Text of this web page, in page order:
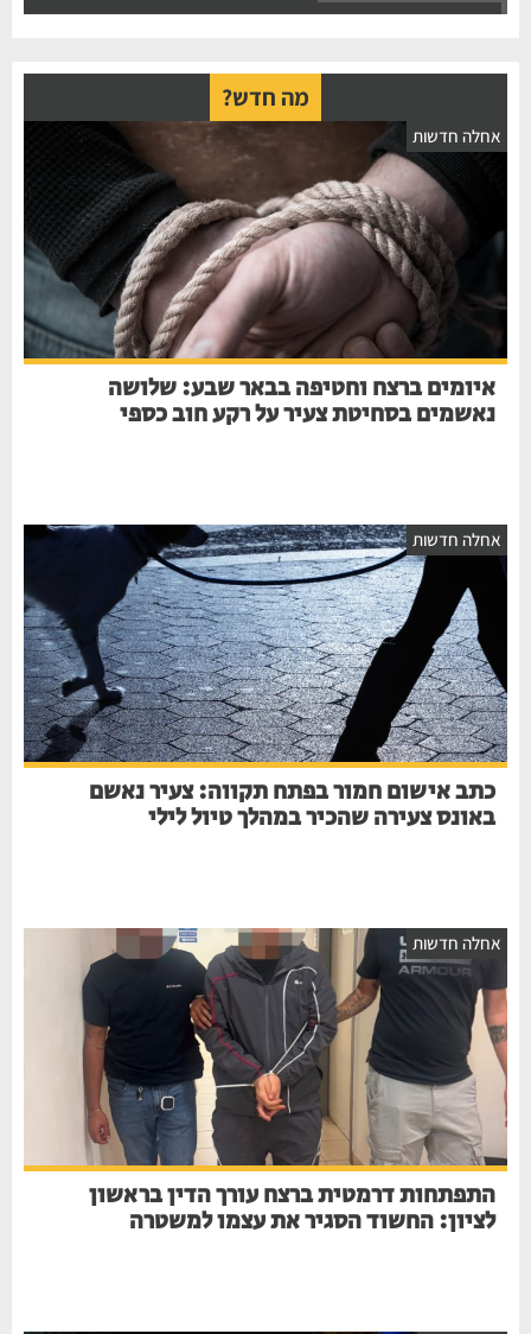
מה חדש?
חדשות
איומים ברצח וחטיפה בבאר שבע: שלושה
נאשמים בסחיטת צעיר על רקע חוב כספי
חדשות
כתב אישום חמור בפתח תקווה: צעיר נאשם
באונס צעירה שהכיר במהלך טיול לילי
חדשות
התפתחות דרמטית ברצח עורך הדין בראשון
לציון: החשוד הסגיר את עצמו למשטרה